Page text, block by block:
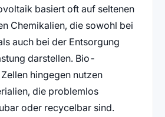
basiert oft auf seltenen
Chemikalien, die sowohl bei
auch bei der Entsorgung
darstellen. Bio-
hingegen nutzen
die problemlos
oder recycelbar sind.